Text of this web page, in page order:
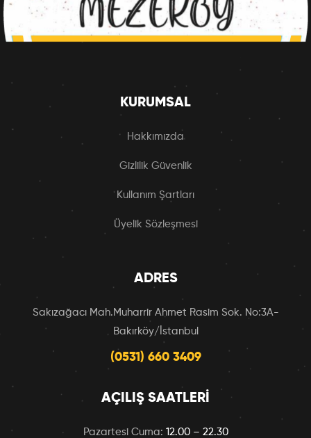
KURUMSAL
Hakkımızda
Gizlilik Güvenlik
Kullanım Şartları
Üyelik Sözleşmesi
ADRES
Sakızağacı Mah.Muharrir Ahmet Rasim Sok. No:3A-
Bakırköy/İstanbul
(0531) 660 3409
AÇILIŞ SAATLERI
Pazartesi Cuma: 12.00 – 22.30